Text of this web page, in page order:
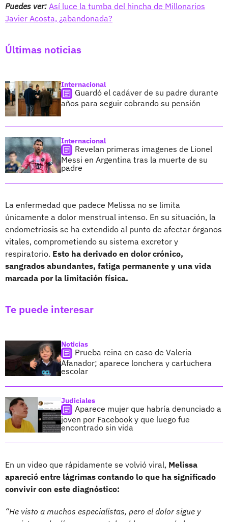
Puedes ver: Así luce la tumba del hincha de Millonarios
Javier Acosta, ¿abandonada?
Últimas noticias
Internacional
Guardó el cadáver de su padre durante
años para seguir cobrando su pensión
Internacional
Revelan primeras imagenes de Lionel
Messi en Argentina tras la muerte de su
padre
La enfermedad que padece Melissa no se limita
únicamente a dolor menstrual intenso. En su situación, la
endometriosis se ha extendido al punto de afectar órganos
vitales, comprometiendo su sistema excretor y
respiratorio. Esto ha derivado en dolor crónico,
sangrados abundantes, fatiga permanente y una vida
marcada por la limitación física.
Te puede interesar
Noticias
Prueba reina en caso de Valeria
Afanador; aparece lonchera y cartuchera
escolar
Judiciales
Aparece mujer que habría denunciado a
joven por Facebook y que luego fue
encontrado sin vida
En un video que rápidamente se volvió viral, Melissa
apareció entre lágrimas contando lo que ha significado
convivir con este diagnóstico:
“He visto a muchos especialistas, pero el dolor sigue y